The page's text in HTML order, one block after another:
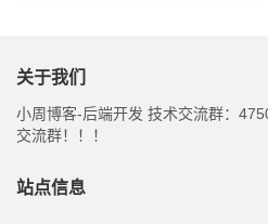
关于我们
小周博客-后端开发 技术交流群：
交流群！！！
站点信息